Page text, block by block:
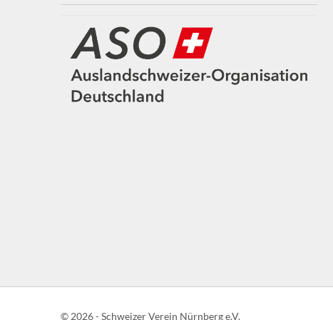
© 2026 - Schweizer Verein Nürnberg e.V.